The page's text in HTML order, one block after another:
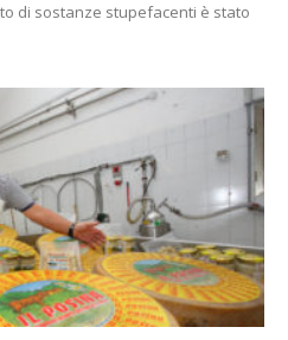
di sostanze stupefacenti è stato